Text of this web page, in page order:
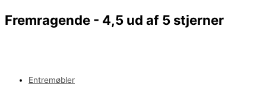
Fremragende - 4,5 ud af 5 stjerner
Entremøbler